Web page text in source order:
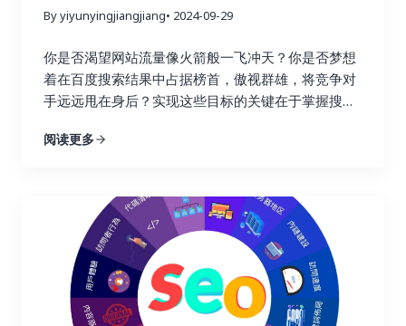
命中了目标，哪些策略需要调整。通过追踪链接建设
真正有效的策略上，从而最大化投资回报率，就像一
个精明的投资者，会仔细分析市场行情，选择最具潜
力的投资项目。 更重要的是，追踪链接建设效果可以
过哪些链接访问你的网站，他们在你的网站上停留了
大的商业价值。通过分析这些数据，你可以更好地理
解用户的需求和痛点，优化网站内容和用户体验，最
终提高转化率，实现业务的持续增长。这不仅仅是简
单的流量获取，而是将流量转化为实际的商业价值，
最终实现盈利。 二、 如何选择合适的链接建设追踪
工具？ 市面上有很多链接建设追踪工具，它们的功能
By yiyunyingjiangjiang• 2024-09-29
你是否渴望网站流量像火箭般一飞冲天？你是否梦想
着在百度搜索结果中占据榜首，傲视群雄，将竞争对
手远远甩在身后？实现这些目标的关键在于掌握搜索
节！不要再浪费宝贵的时间和精力在低效的搜索引擎
Buzzsumo 这三大神器，轻松提升链接建设效率，让
你的网站在竞争激烈的线上世界中脱颖而出，成为行
业领军者！ 一、链接建设的重要性：为什么它如此重
要？ 在搜索引擎优化这个复杂而精妙的领域中，链接
就好比一张张珍贵的选票，每一张都代表着对你网站
权威性和可信度的认可。高质量的链接越多，搜索引
阅读更多